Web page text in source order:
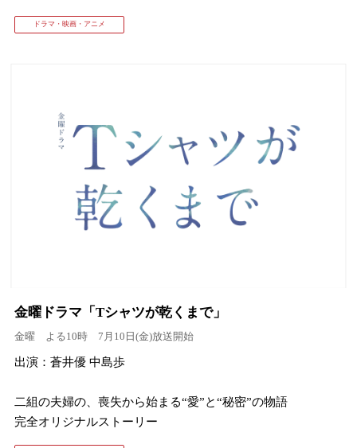
ドラマ・映画・アニメ
金曜ドラマ「Tシャツが乾くまで」
金曜 よる10時 7月10日(金)放送開始
出演：蒼井優 中島歩
⼆組の夫婦の、喪失から始まる“愛”と“秘密”の物語
完全オリジナルストーリー